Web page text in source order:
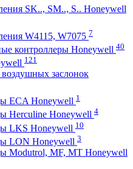
SK.., SM.., S.. Honeywell
W4115, W7075 7
контроллеры Honeywell 40
121
заслонок
ECA Honeywell 1
Herculine Honeywell 4
LKS Honeywell 10
LON Honeywell 3
Modutrol, MF, MT Honeywell